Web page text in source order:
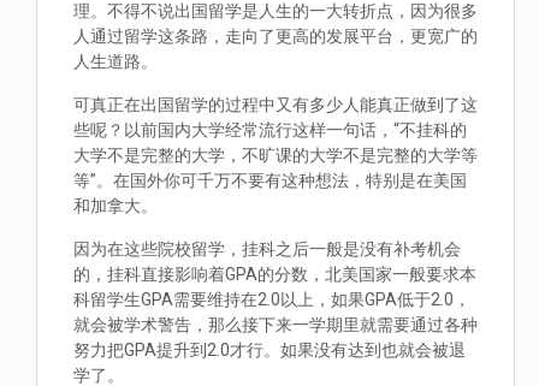
理。不得不说出国留学是人生的一大转折点，因为很多
人通过留学这条路，走向了更高的发展平台，更宽广的
人生道路。
可真正在出国留学的过程中又有多少人能真正做到了这
些呢？以前国内大学经常流行这样一句话，“不挂科的
大学不是完整的大学，不旷课的大学不是完整的大学等
等”。在国外你可千万不要有这种想法，特别是在美国
和加拿大。
因为在这些院校留学，挂科之后一般是没有补考机会
的，挂科直接影响着GPA的分数，北美国家一般要求本
科留学生GPA需要维持在2.0以上，如果GPA低于2.0，
就会被学术警告，那么接下来一学期里就需要通过各种
努力把GPA提升到2.0才行。如果没有达到也就会被退
学了。